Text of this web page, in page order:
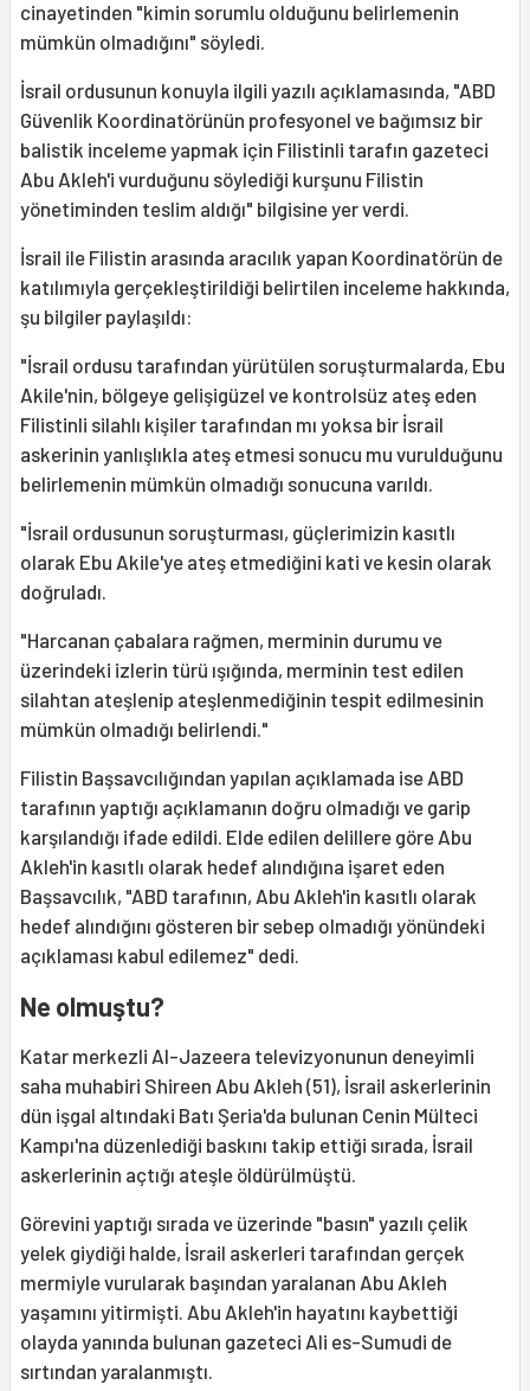
cinayetinden "kimin sorumlu olduğunu belirlemenin
mümkün olmadığını" söyledi.
İsrail ordusunun konuyla ilgili yazılı açıklamasında, "ABD
Güvenlik Koordinatörünün profesyonel ve bağımsız bir
balistik inceleme yapmak için Filistinli tarafın gazeteci
Abu Akleh'i vurduğunu söylediği kurşunu Filistin
yönetiminden teslim aldığı" bilgisine yer verdi.
İsrail ile Filistin arasında aracılık yapan Koordinatörün de
katılımıyla gerçekleştirildiği belirtilen inceleme hakkında,
şu bilgiler paylaşıldı:
"İsrail ordusu tarafından yürütülen soruşturmalarda, Ebu
Akile'nin, bölgeye gelişigüzel ve kontrolsüz ateş eden
Filistinli silahlı kişiler tarafından mı yoksa bir İsrail
askerinin yanlışlıkla ateş etmesi sonucu mu vurulduğunu
belirlemenin mümkün olmadığı sonucuna varıldı.
"İsrail ordusunun soruşturması, güçlerimizin kasıtlı
olarak Ebu Akile'ye ateş etmediğini kati ve kesin olarak
doğruladı.
"Harcanan çabalara rağmen, merminin durumu ve
üzerindeki izlerin türü ışığında, merminin test edilen
silahtan ateşlenip ateşlenmediğinin tespit edilmesinin
mümkün olmadığı belirlendi."
Filistin Başsavcılığından yapılan açıklamada ise ABD
tarafının yaptığı açıklamanın doğru olmadığı ve garip
karşılandığı ifade edildi. Elde edilen delillere göre Abu
Akleh'in kasıtlı olarak hedef alındığına işaret eden
Başsavcılık, "ABD tarafının, Abu Akleh'in kasıtlı olarak
hedef alındığını gösteren bir sebep olmadığı yönündeki
açıklaması kabul edilemez" dedi.
Ne olmuştu?
Katar merkezli Al-Jazeera televizyonunun deneyimli
saha muhabiri Shireen Abu Akleh (51), İsrail askerlerinin
dün işgal altındaki Batı Şeria'da bulunan Cenin Mülteci
Kampı'na düzenlediği baskını takip ettiği sırada, İsrail
askerlerinin açtığı ateşle öldürülmüştü.
Görevini yaptığı sırada ve üzerinde "basın" yazılı çelik
yelek giydiği halde, İsrail askerleri tarafından gerçek
mermiyle vurularak başından yaralanan Abu Akleh
yaşamını yitirmişti. Abu Akleh'in hayatını kaybettiği
olayda yanında bulunan gazeteci Ali es-Sumudi de
sırtından yaralanmıştı.